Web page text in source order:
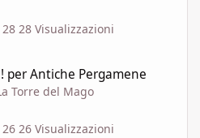
28 Visualizzazioni
per Antiche Pergamene
Torre del Mago
26 Visualizzazioni